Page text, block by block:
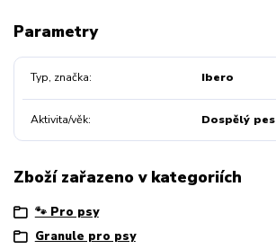
Parametry
Typ, značka Ibero
Aktivita/věk Dospělý pes
Zboží zařazeno v kategoriích
🐾 Pro psy
Granule pro psy